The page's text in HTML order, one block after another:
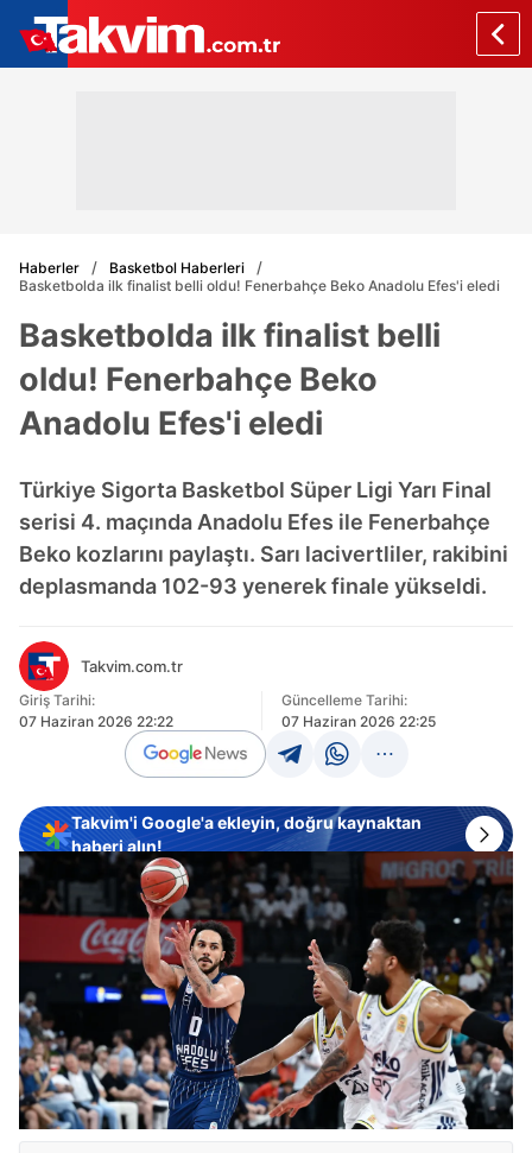
Haberler
Basketbol Haberleri
Basketbolda ilk finalist belli oldu! Fenerbahçe Beko Anadolu Efes'i eledi
Basketbolda ilk finalist belli
oldu! Fenerbahçe Beko
Anadolu Efes'i eledi
Türkiye Sigorta Basketbol Süper Ligi Yarı Final
serisi 4. maçında Anadolu Efes ile Fenerbahçe
Beko kozlarını paylaştı. Sarı lacivertliler, rakibini
deplasmanda 102-93 yenerek finale yükseldi.
Takvim.com.tr
Giriş Tarihi:
07 Haziran 2026 22:22
Güncelleme Tarihi:
07 Haziran 2026 22:25
Takvim'i Google'a ekleyin, doğru kaynaktan
haberi alın!